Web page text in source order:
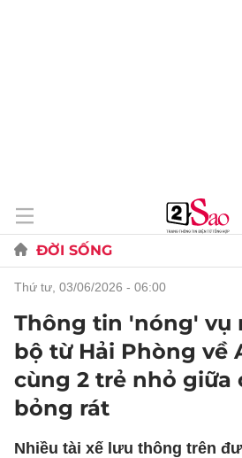
ĐỜI SỐNG
thứ tư, 03/06/2026 - 06:00
Thông tin 'nóng' vụ
bộ từ Hải Phòng về
cùng 2 trẻ nhỏ giữa
bỏng rát
Nhiều tài xế lưu thông trên